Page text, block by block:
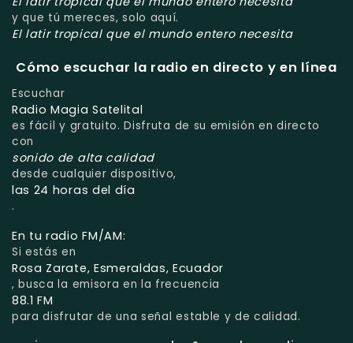
y que tú mereces, solo aquí.
El latir tropical que el mundo entero necesita
Cómo escuchar la radio en directo y en línea
Escuchar
Radio Magia Satelital
es fácil y gratuito. Disfruta de su emisión en directo
con
sonido de alta calidad
desde cualquier dispositivo,
las 24 horas del día
.
En tu radio FM/AM:
Si estás en
Rosa Zarate, Esmeraldas, Ecuador
, busca la emisora en la frecuencia
88.1 FM
para disfrutar de una señal estable y de calidad.